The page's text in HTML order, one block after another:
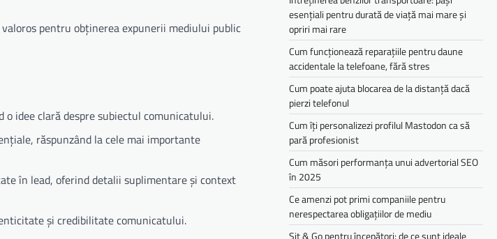
pentru obținerea expunerii mediului public
idee clară despre subiectul comunicatului.
răspunzând la cele mai importante
în lead, oferind detalii suplimentare și context
și credibilitate comunicatului.
esențiali pentru durată de viață mai mare și
opriri mai rare
Cum funcționează reparațiile pentru daune
accidentale la telefoane, fără stres
Cum poate ajuta blocarea de la distanță dacă
pierzi telefonul
Cum îți personalizezi profilul Mastodon ca să
pară profesionist
Cum măsori performanța unui advertorial SEO
în 2025
Ce amenzi pot primi companiile pentru
nerespectarea obligațiilor de mediu­­
Sit & Go pentru începători: de ce sunt ideale